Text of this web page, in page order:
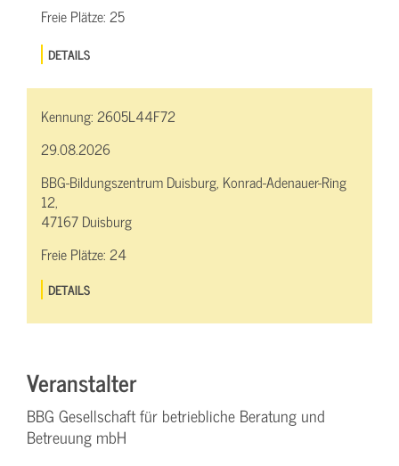
Freie Plätze:25
DETAILS
Kennung:2605L44F72
29.08.2026
BBG-Bildungszentrum Duisburg, Konrad-Adenauer-Ring
12,
47167 Duisburg
Freie Plätze:24
DETAILS
Veranstalter
BBG Gesellschaft für betriebliche Beratung und
Betreuung mbH